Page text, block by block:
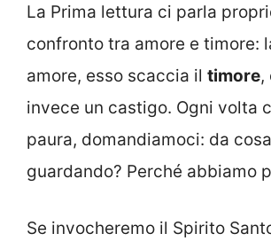
La Prima lettura ci parla
confronto tra amore e timore:
amore, esso scaccia il timore,
invece un castigo. Ogni volta
paura, domandiamoci: da
guardando? Perché abbiamo
Se invocheremo il Spirito